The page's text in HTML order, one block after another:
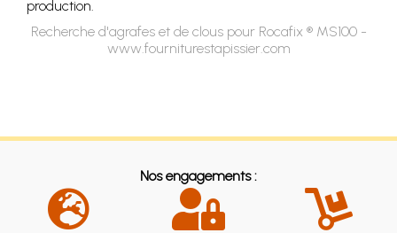
production.
Recherche d'agrafes et de clous pour Rocafix ® MS100 -
www.fourniturestapissier.com
Nos engagements :